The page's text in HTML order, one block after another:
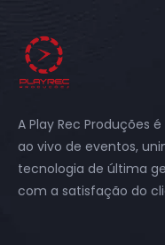
A Play Rec Produções
ao vivo de eventos,
tecnologia de última
com a satisfação do